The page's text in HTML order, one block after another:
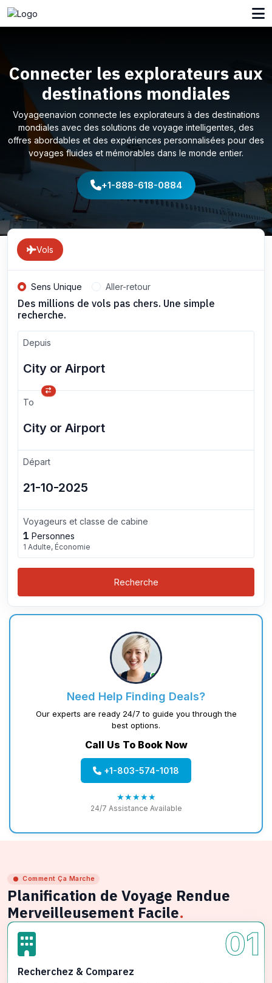
Connecter les explorateurs aux
destinations mondiales
Voyageenavion connecte les explorateurs à des destinations
mondiales avec des solutions de voyage intelligentes, des
offres abordables et des expériences personnalisées pour des
voyages fluides et mémorables dans le monde entier.
+1-888-618-0884
Vols
Sens Unique Aller-retour
Des millions de vols pas chers. Une simple
recherche.
Depuis
To
Départ
Voyageurs et classe de cabine
1 Personnes
1 Adulte, Économie
Recherche
Need Help Finding Deals?
Our experts are ready 24/7 to guide you through the
best options.
Call Us To Book Now
+1-803-574-1018
★★★★★
24/7 Assistance Available
Comment Ça Marche
Planification de Voyage Rendue
Merveilleusement Facile.
01
Recherchez & Comparez